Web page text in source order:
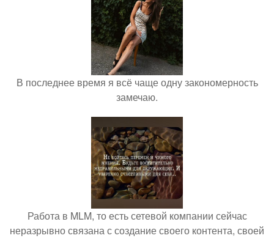
В последнее время я всё чаще одну закономерность
замечаю.
Работа в MLM, то есть сетевой компании сейчас
неразрывно связана с создание своего контента, своей